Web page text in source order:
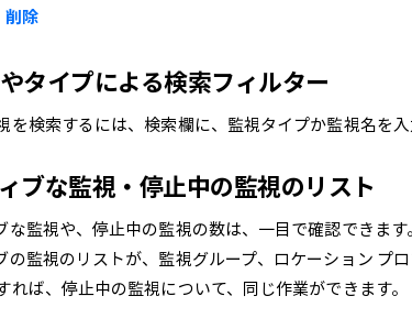
削除
タイプによる検索フィルター
を検索するには、検索欄に、監視タイプか監視名を入
ブな監視・停止中の監視のリスト
な監視や、停止中の監視の数は、一目で確認できま
の監視のリストが、監視グループ、ロケーション プ
れば、停止中の監視について、同じ作業ができます。